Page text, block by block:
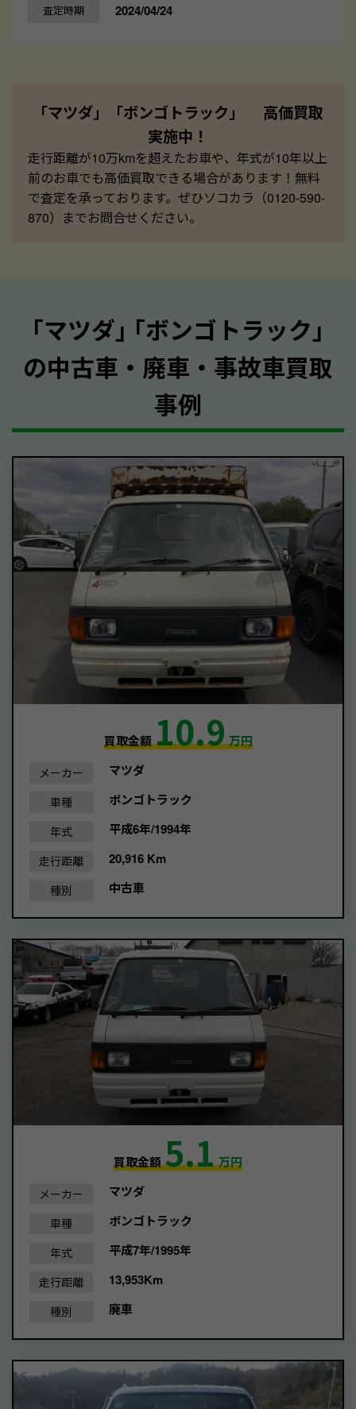
査定時期 2024/04/24
「マツダ」「ボンゴトラック」 高価買取
実施中！
走行距離が10万kmを超えたお車や、年式が10年以上
前のお車でも高価買取できる場合があります！無料
で査定を承っております。ぜひソコカラ（0120-590-
870）までお問合せください。
｢マツダ｣ ｢ボンゴトラック｣
の中古車・廃車・事故車買取
事例
買取金額10.9万円
メーカー マツダ
車種 ボンゴトラック
年式 平成6年/1994年
走行距離 20,916 Km
種別 中古車
買取金額5.1万円
メーカー マツダ
車種 ボンゴトラック
年式 平成7年/1995年
走行距離 13,953Km
種別 廃車